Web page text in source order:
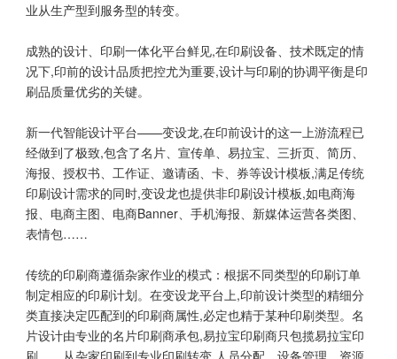
业从生产型到服务型的转变。
成熟的设计、印刷一体化平台鲜见,在印刷设备、技术既定的情
况下,印前的设计品质把控尤为重要,设计与印刷的协调平衡是印
刷品质量优劣的关键。
新一代智能设计平台——变设龙,在印前设计的这一上游流程已
经做到了极致,包含了名片、宣传单、易拉宝、三折页、简历、
海报、授权书、工作证、邀请函、卡、券等设计模板,满足传统
印刷设计需求的同时,变设龙也提供非印刷设计模板,如电商海
报、电商主图、电商Banner、手机海报、新媒体运营各类图、
表情包……
传统的印刷商遵循杂家作业的模式：根据不同类型的印刷订单
制定相应的印刷计划。在变设龙平台上,印前设计类型的精细分
类直接决定匹配到的印刷商属性,必定也精于某种印刷类型。名
片设计由专业的名片印刷商承包,易拉宝印刷商只包揽易拉宝印
刷……从杂家印刷到专业印刷转变,人员分配、设备管理、资源